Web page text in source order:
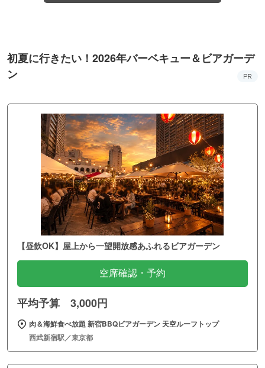
初夏に行きたい！2026年バーベキュー＆ビアガーデ
ン
PR
【昼飲OK】屋上から一望開放感あふれるビアガーデン
空席確認・予約
平均予算 3,000円
肉＆海鮮食べ放題 新宿BBQビアガーデン 天空ルーフトップ
西武新宿駅／東京都